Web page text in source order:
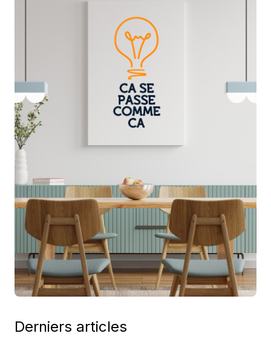
Derniers articles